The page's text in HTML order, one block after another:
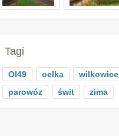
Tagi
Ol49 oelka wilkowice
parowóz
świt zima